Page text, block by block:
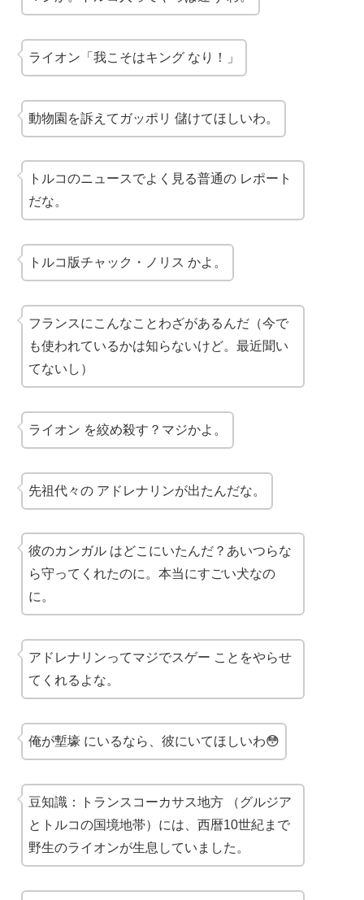
ライオン「我こそはキング なり！」
動物園を訴えて ガッポリ 儲けてほしいわ。
トルコのニュースでよく見る普通の レポート
だな。
トルコ版チャック・ノリス かよ。
フランスにこんなことわざがあるんだ（今で
も使われているかは知らないけど。最近聞い
てないし）
ライオン を絞め殺す？マジかよ。
先祖代々の アドレナリンが出たんだな。
彼のカンガル はどこにいたんだ？あいつらな
ら守ってくれたのに。本当にすごい犬なの
に。
アドレナリンってマジでスゲー ことをやらせ
てくれるよな。
俺が塹壕 にいるなら、彼にいてほしいわ😳
豆知識： トランスコーカサス地方 （グルジア
とトルコの国境地帯）には、西暦10世紀まで
野生のライオンが生息していました。